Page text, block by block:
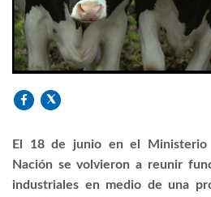
El 18 de junio en el Ministerio
Nación se volvieron a reunir
industriales en medio de una